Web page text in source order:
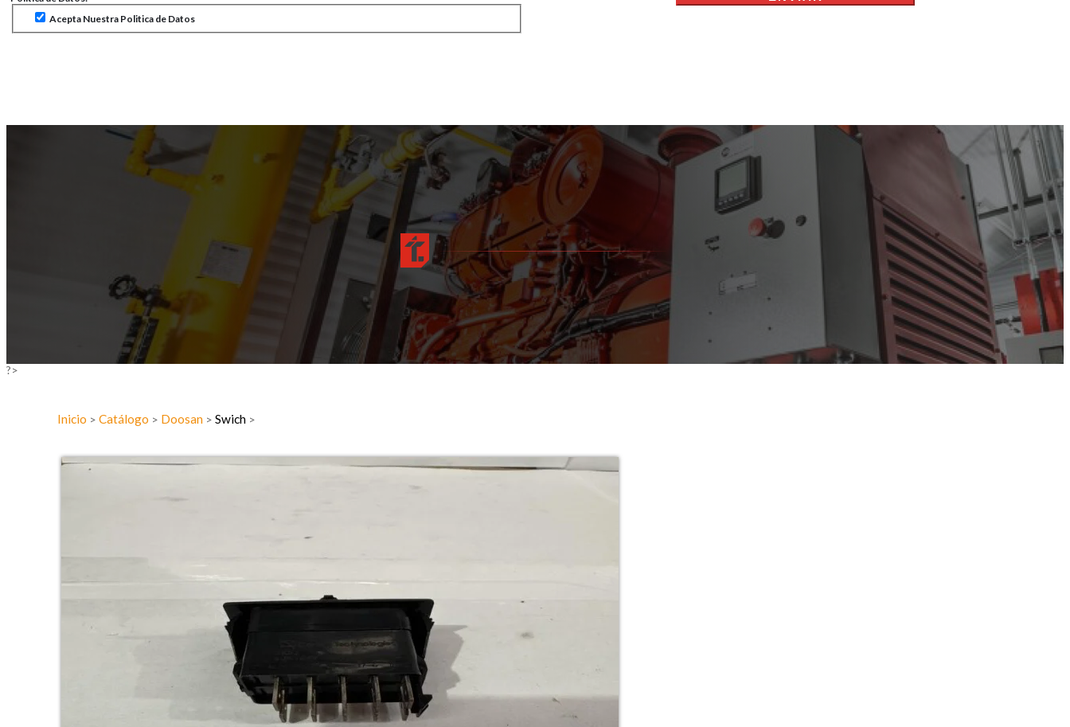
Acepta Nuestra Politica de Datos
?>
Inicio > Catálogo > Doosan > Swich >